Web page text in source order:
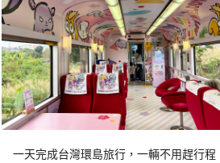
一天完成台灣環島旅行，一輛不用趕行程